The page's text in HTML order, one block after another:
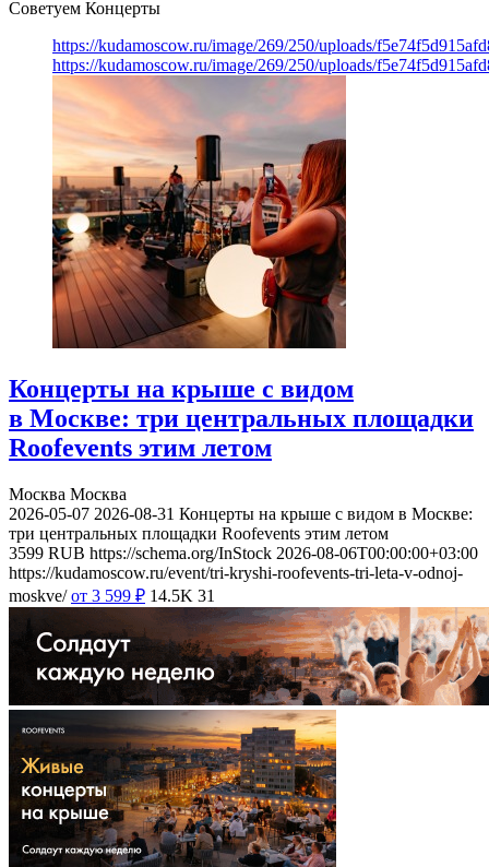
Советуем Концерты
https://kudamoscow.ru/image/269/250/uploads/
https://kudamoscow.ru/image/269/250/uploads/
Концерты на крыше с видом
в Москве: три центральных площадки
Roofevents этим летом
Москва Москва
2026-05-07 2026-08-31 Концерты на крыше с видом в Москве:
три центральных площадки Roofevents этим летом
3599 RUB https://schema.org/InStock 2026-08-06T00:00:00+03:00
https://kudamoscow.ru/event/tri-kryshi-roofevents-tri-leta-v-odnoj-
moskve/ от 3 599 ₽ 14.5K 31